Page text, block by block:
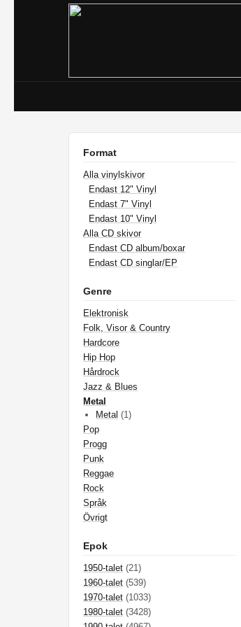
Format
Alla vinylskivor
Endast 12" Vinyl
Endast 7" Vinyl
Endast 10" Vinyl
Alla CD skivor
Endast CD album/boxar
Endast CD singlar/EP
Genre
Elektronisk
Folk, Visor & Country
Hardcore
Hip Hop
Hårdrock
Jazz & Blues
Metal
Metal (1)
Pop
Progg
Punk
Reggae
Rock
Språk
Övrigt
Epok
1950-talet (21)
1960-talet (539)
1970-talet (1033)
1980-talet (3428)